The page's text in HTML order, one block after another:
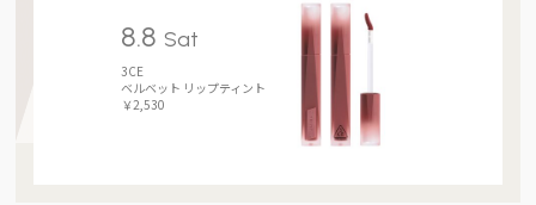
8.8 Sat
3CE
ベルベット リップティント
￥2,530